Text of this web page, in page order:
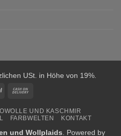
USt. in Höhe von 19%.
PayPal
Delivery
UND KASCHMIR
FARBWELTEN KONTAKT
und Wollplaids. Powered by